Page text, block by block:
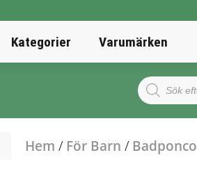
Kategorier Varumärken
Products
search
Hem / För Barn / Badponco